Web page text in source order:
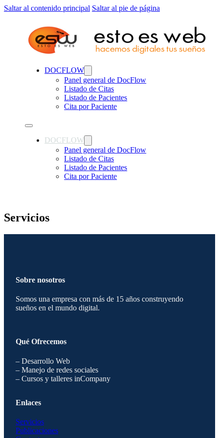
Saltar al contenido principal Saltar al pie de página
DOCFLOW
Panel general de DocFlow
Listado de Citas
Listado de Pacientes
Cita por Paciente
DOCFLOW
Panel general de DocFlow
Listado de Citas
Listado de Pacientes
Cita por Paciente
Servicios
Sobre nosotros
Somos una empresa con más de 15 años construyendo
sueños en el mundo digital.
Qué Ofrecemos
– Desarrollo Web
– Manejo de redes sociales
– Cursos y talleres inCompany
Enlaces
Servicios
Publicaciones